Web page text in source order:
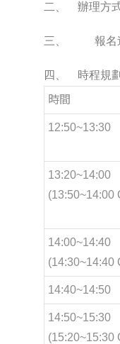
二、 辦理方
三、 報名
四 時程規劃
時間
12:50~13:30
13:20~14:00
(13:50~14:00
14:00~14:40
(14:30~14:40
14:40~14:50
14:50~15:30
(15:20~15:30